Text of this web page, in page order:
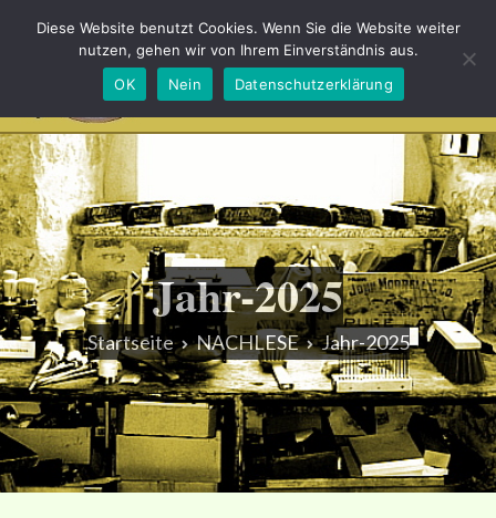
Bürsten und Heimatmuseum Schönheide
Unserer Tradition eine Gegenwart schenken
Jahr-2025
Startseite NACHLESE Jahr-2025
Diese Website benutzt Cookies. Wenn Sie die Website weiter
nutzen, gehen wir von Ihrem Einverständnis aus.
OK
Nein Datenschutzerklärung